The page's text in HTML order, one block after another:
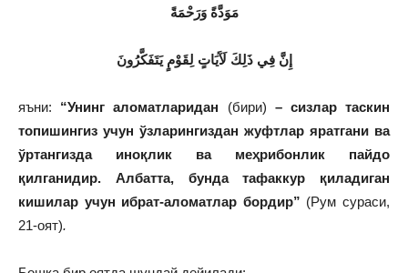
مَوَدَّةً وَرَحْمَةً
إِنَّ فِي ذَلِكَ لَآَيَاتٍ لِقَوْمٍ يَتَفَكَّرُونَ
яъни: “Унинг аломатларидан (бири) – сизлар таскин
топишингиз учун ўзларингиздан жуфтлар яратгани ва
ўртангизда иноқлик ва меҳрибонлик пайдо
қилганидир. Албатта, бунда тафаккур қиладиган
кишилар учун ибрат-аломатлар бордир” (Рум сураси,
21-оят).